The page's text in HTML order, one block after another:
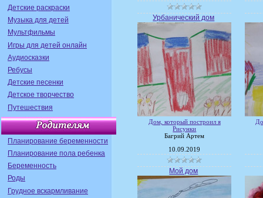
Детские раскраски
Музыка для детей
Мультфильмы
Игры для детей онлайн
Аудиосказки
Ребусы
Детские песенки
Детское творчество
Путешествия
Планирование беременности
Планирование пола ребенка
Беременность
Роды
Грудное вскармливание
Урбанический дом
Дом, который построил я
Рисунки
Багрий Артем
10.09.2019
Мой дом